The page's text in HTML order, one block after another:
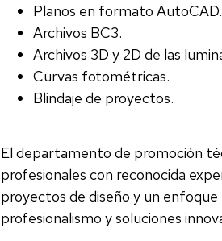
Planos en formato AutoCAD.
Archivos BC3.
Archivos 3D y 2D de las
Curvas fotométricas.
Blindaje de proyectos.
El departamento de promoción
profesionales con reconocida
proyectos de diseño y un
profesionalismo y soluciones